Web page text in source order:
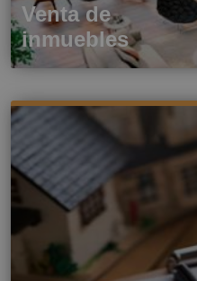
Venta de
inmuebles